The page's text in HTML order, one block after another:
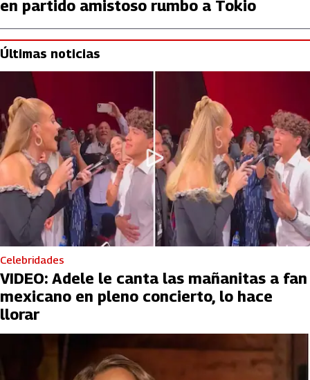
en partido amistoso rumbo a Tokio
Últimas noticias
Celebridades
VIDEO: Adele le canta las mañanitas a fan
mexicano en pleno concierto, lo hace
llorar